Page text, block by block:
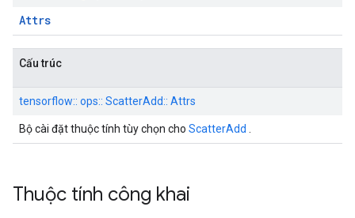
Attrs
Cấu trúc
tensorflow:: ops:: ScatterAdd:: Attrs
Bộ cài đặt thuộc tính tùy chọn cho ScatterAdd
Thuộc tính công khai